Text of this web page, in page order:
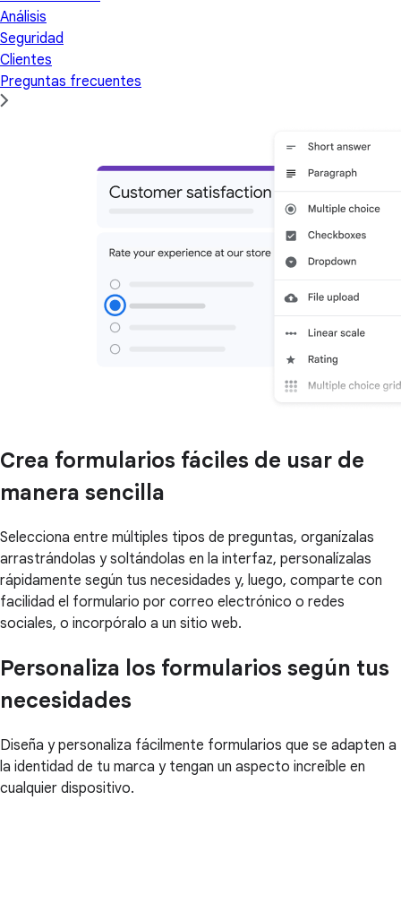
Análisis
Seguridad
Clientes
Preguntas frecuentes
Crea formularios fáciles de usar de
manera sencilla
Selecciona entre múltiples tipos de preguntas, organízalas
arrastrándolas y soltándolas en la interfaz, personalízalas
rápidamente según tus necesidades y, luego, comparte con
facilidad el formulario por correo electrónico o redes
sociales, o incorpóralo a un sitio web.
Personaliza los formularios según tus
necesidades
Diseña y personaliza fácilmente formularios que se adapten a
la identidad de tu marca y tengan un aspecto increíble en
cualquier dispositivo.